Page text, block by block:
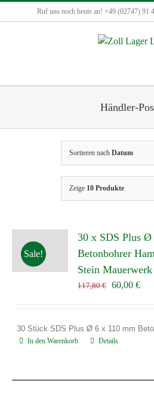
Inhalt
Ruf uns noch heute an! +49 (02747) 91
Händler-
Sortieren nach Datum
Zeige 10 Produkte
Sale!
30 x SDS Plus
Betonbohrer
Stein
117,80€
117,80 €
60,00€
30 Stück SDS Plus Ø 6x 110 mm
In den Warenkorb Details